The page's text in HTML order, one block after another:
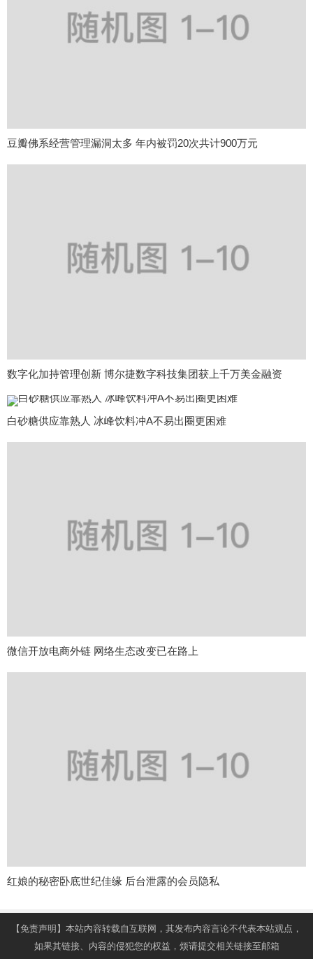
豆瓣佛系经营管理漏洞太多 年内被罚20次共计900万元
数字化加持管理创新 博尔捷数字科技集团获上千万美金融资
白砂糖供应靠熟人 冰峰饮料冲A不易出圈更困难
微信开放电商外链 网络生态改变已在路上
红娘的秘密卧底世纪佳缘 后台泄露的会员隐私
【免责声明】本站内容转载自互联网，其发布内容言论不代表本站观点，
如果其链接、内容的侵犯您的权益，烦请提交相关链接至邮箱